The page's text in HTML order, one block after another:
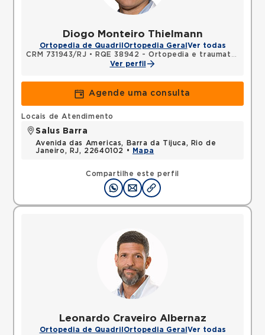
Diogo Monteiro Thielmann
Ortopedia de Quadril Ortopedia Geral Ver todas
CRM 731943/RJ •
RQE 38942 - Ortopedia e traumatologia
Ver perfil
Agende uma consulta
Compartilhe este perfil
Locais de Atendimento
Salus Barra
Avenida das Americas, Barra da Tijuca, Rio de
Janeiro, RJ, 22640102 •
Mapa
Leonardo Craveiro Albernaz
Ortopedia de Quadril Ortopedia Geral Ver todas